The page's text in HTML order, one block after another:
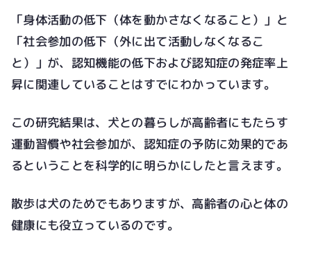
「身体活動の低下（体を動かさなくなること）」と
「社会参加の低下（外に出て活動しなくなるこ
と）」が、認知機能の低下および認知症の発症率上
昇に関連していることはすでにわかっています。
この研究結果は、犬との暮らしが高齢者にもたらす
運動習慣や社会参加が、認知症の予防に効果的であ
るということを科学的に明らかにしたと言えます。
散歩は犬のためでもありますが、高齢者の心と体の
健康にも役立っているのです。